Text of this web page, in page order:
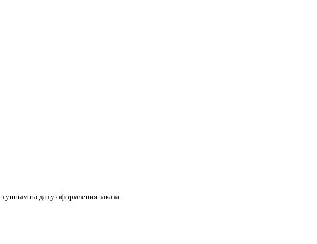
на дату оформления заказа.